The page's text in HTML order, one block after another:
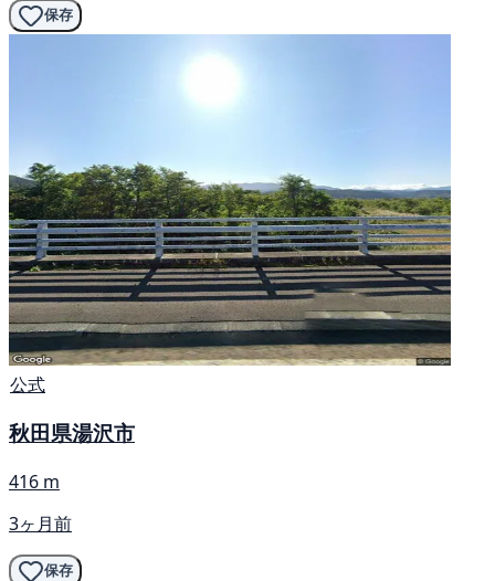
保存
公式
秋田県湯沢市
416 m
3ヶ月前
保存